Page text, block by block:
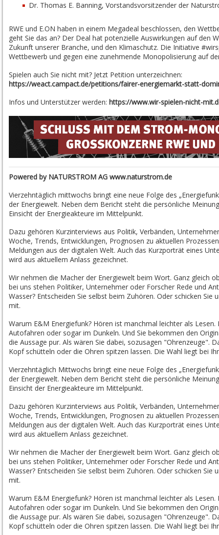
Dr. Thomas E. Banning, Vorstandsvorsitzender der
RWE und E.ON haben in einem Megadeal beschlossen, den
geht Sie das an? Der Deal hat potenzielle Auswirkungen auf den
Zukunft unserer Branche, und den Klimaschutz. Die Initiative
Wettbewerb und gegen eine zunehmende Monopolisierung auf
Spielen auch Sie nicht mit? Jetzt Petition unterzeichnen:
https://weact.campact.de/petitions/fairer-energiemarkt-statt-
Infos und Unterstützer werden: https://www.wir-spielen-nicht-
Powered by NATURSTROM AG www.naturstrom.de
Vierzehntäglich mittwochs bringt eine neue Folge des
der Energiewelt. Neben dem Bericht steht die persönliche
Einsicht der Energieakteure im Mittelpunkt.
Dazu gehören Kurzinterviews aus Politik, Verbänden,
Woche, Trends, Entwicklungen, Prognosen zu aktuellen
Meldungen aus der digitalen Welt. Auch das Kurzporträt eines
wird aus aktuellem Anlass gezeichnet.
Wir nehmen die Macher der Energiewelt beim Wort. Ganz gleich
bei uns stehen Politiker, Unternehmer oder Forscher Rede und
Wasser? Entscheiden Sie selbst beim Zuhören. Oder schicken Sie
mit.
Warum E&M Energiefunk? Hören ist manchmal leichter als
Autofahren oder sogar im Dunkeln. Und Sie bekommen den
die Aussage pur. Als wären Sie dabei, sozusagen "Ohrenzeuge".
Kopf schütteln oder die Ohren spitzen lassen. Die Wahl liegt bei
Vierzehntäglich Mittwochs bringt eine neue Folge des
der Energiewelt. Neben dem Bericht steht die persönliche
Einsicht der Energieakteure im Mittelpunkt.
Dazu gehören Kurzinterviews aus Politik, Verbänden,
Woche, Trends, Entwicklungen, Prognosen zu aktuellen
Meldungen aus der digitalen Welt. Auch das Kurzporträt eines
wird aus aktuellem Anlass gezeichnet.
Wir nehmen die Macher der Energiewelt beim Wort. Ganz gleich
bei uns stehen Politiker, Unternehmer oder Forscher Rede und
Wasser? Entscheiden Sie selbst beim Zuhören. Oder schicken Sie
mit.
Warum E&M Energiefunk? Hören ist manchmal leichter als
Autofahren oder sogar im Dunkeln. Und Sie bekommen den
die Aussage pur. Als wären Sie dabei, sozusagen "Ohrenzeuge".
Kopf schütteln oder die Ohren spitzen lassen. Die Wahl liegt bei